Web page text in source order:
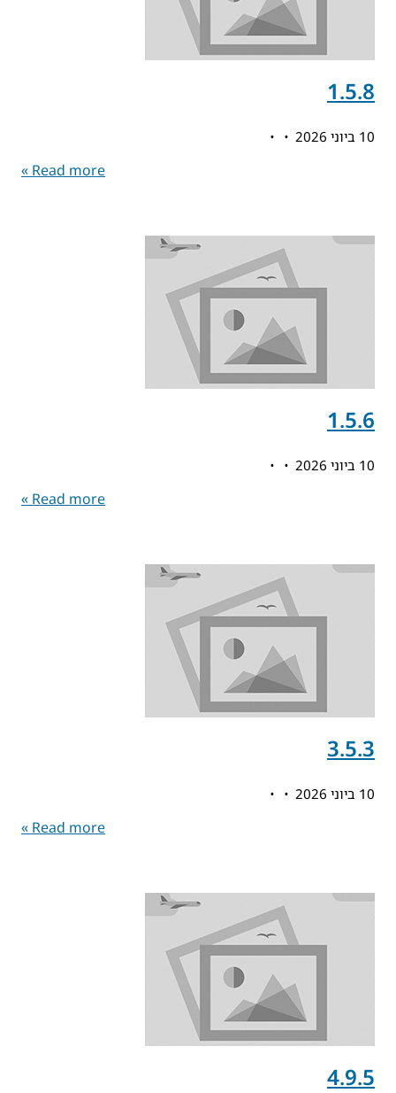
1.5.8
10 ביוני 2026
Read more »
1.5.6
10 ביוני 2026
Read more »
3.5.3
10 ביוני 2026
Read more »
4.9.5